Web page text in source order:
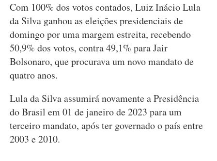
Com 100% dos votos contados, Luiz Inácio Lula
da Silva ganhou as eleições presidenciais de
domingo por uma margem estreita, recebendo
50,9% dos votos, contra 49,1% para Jair
Bolsonaro, que procurava um novo mandato de
quatro anos.
Lula da Silva assumirá novamente a Presidência
do Brasil em 01 de janeiro de 2023 para um
terceiro mandato, após ter governado o país entre
2003 e 2010.